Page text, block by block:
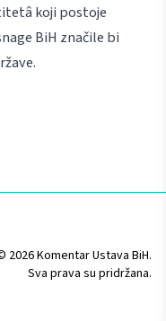
koji postoje
BiH značile bi
2026 Komentar Ustava BiH.
Sva prava su pridržana.